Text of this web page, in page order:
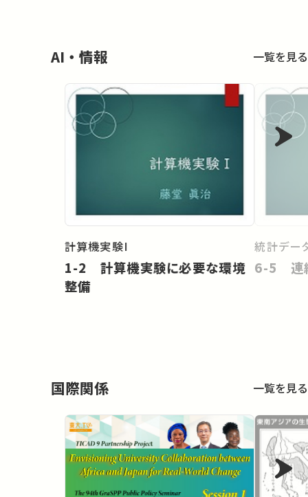
AI・情報 一覧を見る
計算機実験I
1-2 計算機実験に必要な環境
整備
統計デー
6-5 連
国際関係 一覧を見る